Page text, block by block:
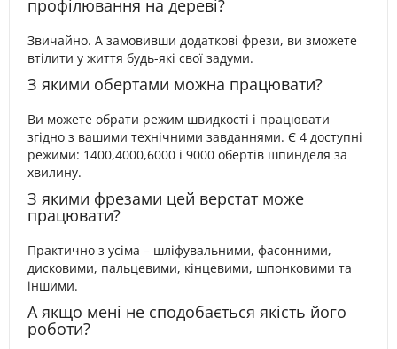
профілювання на дереві?
Звичайно. А замовивши додаткові фрези, ви зможете
втілити у життя будь-які свої задуми.
З якими обертами можна працювати?
Ви можете обрати режим швидкості і працювати
згідно з вашими технічними завданнями. Є 4 доступні
режими: 1400,4000,6000 і 9000 обертів шпинделя за
хвилину.
З якими фрезами цей верстат може
працювати?
Практично з усіма – шліфувальними, фасонними,
дисковими, пальцевими, кінцевими, шпонковими та
іншими.
А якщо мені не сподобається якість його
роботи?